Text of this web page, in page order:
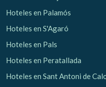
Hoteles en Palamós
Hoteles en S'Agaró
Hoteles en Pals
Hoteles en Peratallada
Hoteles en Sant Antoni de